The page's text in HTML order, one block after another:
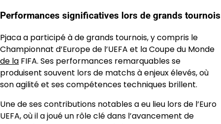
Performances significatives lors de grands tournois
Pjaca a participé à de grands tournois, y compris le
Championnat d’Europe de l’UEFA et la Coupe du Monde
de la FIFA. Ses performances remarquables se
produisent souvent lors de matchs à enjeux élevés, où
son agilité et ses compétences techniques brillent.
Une de ses contributions notables a eu lieu lors de l’Euro
UEFA, où il a joué un rôle clé dans l’avancement de